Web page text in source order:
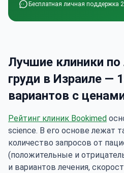
Бесплатная личная поддержка
Лучшие клиники
груди в Израиле —
вариантов с
Рейтинг клиник Bookimed
science. В его основе лежат
количество запросов от
(положительные и
и вариантов лечения,